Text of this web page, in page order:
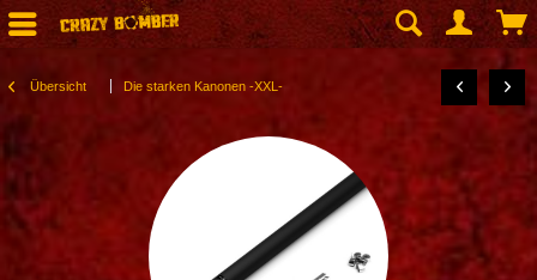
Übersicht Die starken Kanonen -XXL-